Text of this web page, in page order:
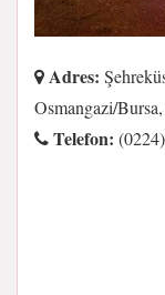
Adres:
Osmangazi/
Telefon: